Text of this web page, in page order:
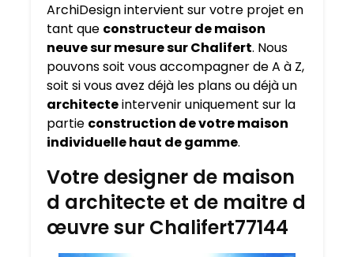
ArchiDesign intervient sur votre projet en
tant que constructeur de maison
neuve sur mesure surChalifert. Nous
pouvons soit vous accompagner de A à Z,
soit si vous avez déjà les plans ou déjà un
architecteintervenir uniquement sur la
partie construction de votre maison
individuelle haut de gamme.
Votre designer de maison
d architecte et de maitre d
œuvre sur Chalifert77144